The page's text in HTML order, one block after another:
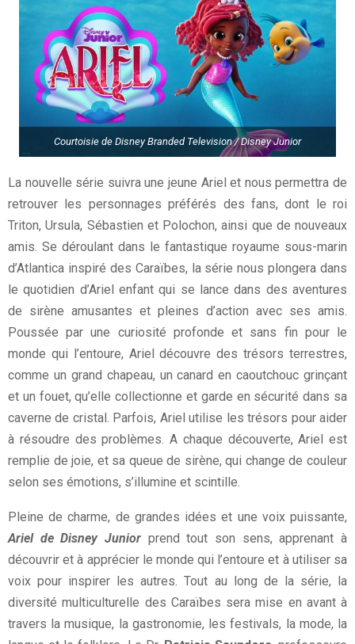
Courtoisie de Disney Branded Television / Disney Junior
La nouvelle série suivra une jeune Ariel et nous permettra de
retrouver les personnages préférés des fans, dont le roi
Triton, Ursula, Sébastien et Polochon, ainsi que de nouveaux
amis. Se déroulant dans le fantastique royaume sous-marin
d’Atlantica inspiré des Caraïbes, la série nous plongera dans
le quotidien d’Ariel enfant qui se lance dans des aventures
de sirène amusantes et pleines d’action avec ses amis.
Poussée par une curiosité profonde et sans fin pour le
monde qui l’entoure, Ariel découvre des trésors terrestres,
comme un grand chapeau, un canard en caoutchouc grinçant
et un fouet, qu’elle collectionne et garde en sécurité dans sa
caverne de cristal. Parfois, Ariel utilise les trésors pour aider
à résoudre des problèmes. A chaque découverte, Ariel est
remplie de joie, et sa queue de sirène, qui change de couleur
selon ses émotions, s’illumine et scintille.
Pleine de charme, de grandes idées et une voix puissante,
Ariel de Disney Junior prend tout son sens, apprenant à
découvrir et à apprécier le monde qui l’entoure et à utiliser sa
voix pour inspirer les autres. Tout au long de la série, la
diversité multiculturelle des Caraïbes sera mise en avant à
travers la musique, la gastronomie, les festivals, la mode, la